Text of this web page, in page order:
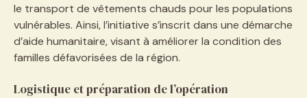
le transport de vêtements chauds pour les populations
vulnérables. Ainsi, l’initiative s’inscrit dans une démarche
d’aide humanitaire, visant à améliorer la condition des
familles défavorisées de la région.
Logistique et préparation de l’opération